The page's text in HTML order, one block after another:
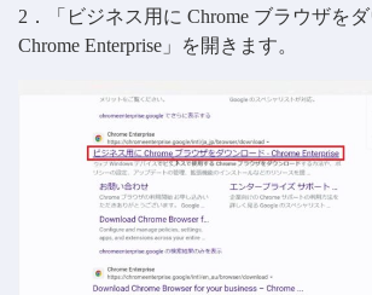
2．「ビジネス用に Chrome ブラウザを
Chrome Enterprise」を開きます。